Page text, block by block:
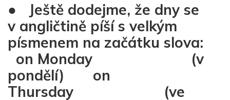
● Ještě dodejme, že dny se
v angličtině píší s velkým
písmenem na začátku slova:
on Monday (v
pondělí) on
Thursday (ve